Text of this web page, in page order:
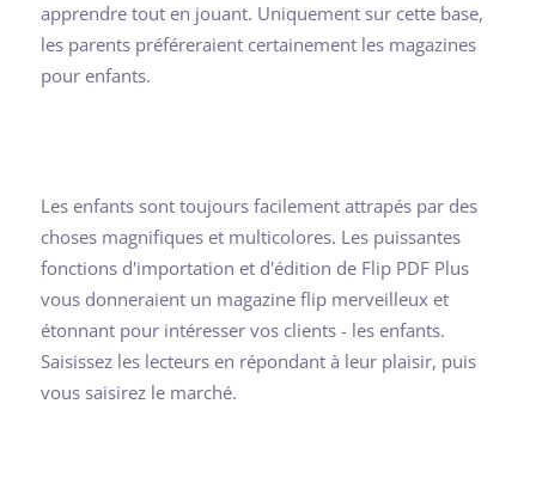
apprendre tout en jouant. Uniquement sur cette base,
les parents préféreraient certainement les magazines
pour enfants.
Les enfants sont toujours facilement attrapés par des
choses magnifiques et multicolores. Les puissantes
fonctions d'importation et d'édition de Flip PDF Plus
vous donneraient un magazine flip merveilleux et
étonnant pour intéresser vos clients - les enfants.
Saisissez les lecteurs en répondant à leur plaisir, puis
vous saisirez le marché.